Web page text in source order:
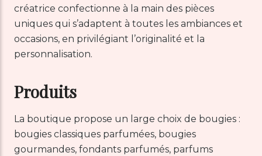
créatrice confectionne à la main des pièces
uniques qui s’adaptent à toutes les ambiances et
occasions, en privilégiant l’originalité et la
personnalisation.
Produits
La boutique propose un large choix de bougies :
bougies classiques parfumées, bougies
gourmandes, fondants parfumés, parfums